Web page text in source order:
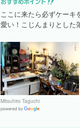
ここに来たら必ずケーキ
愛い！こじんまりとした
Mitsuhiro Taguchi